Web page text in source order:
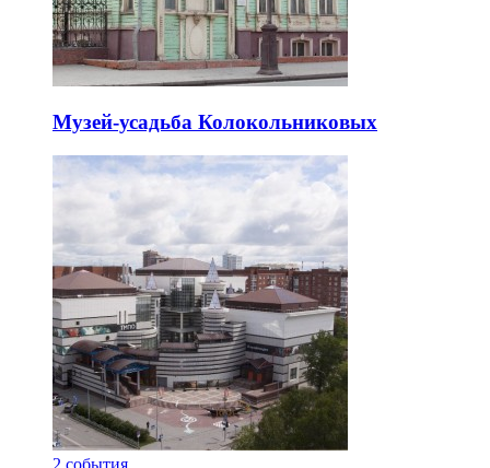
Музей-усадьба Колокольниковых
2 события